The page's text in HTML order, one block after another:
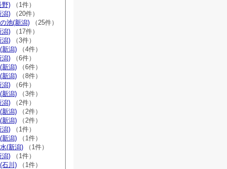
野) （1件）
潟) （20件）
池(新潟) （25件）
潟) （17件）
潟) （3件）
新潟) （4件）
潟) （6件）
新潟) （6件）
新潟) （8件）
潟) （6件）
新潟) （3件）
潟) （2件）
新潟) （2件）
新潟) （2件）
潟) （1件）
新潟) （1件）
(新潟) （1件）
潟) （1件）
石川) （1件）